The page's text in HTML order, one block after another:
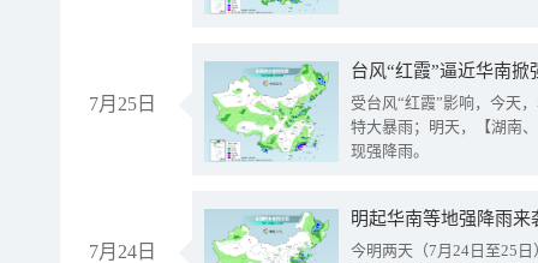
7月25日
台风“红霞”逼近华南
受台风“红霞”影响，今天
特大暴雨；明天，【湖南
现强降雨。
7月24日
明起华南等地强降雨
今明两天（7月24日至25